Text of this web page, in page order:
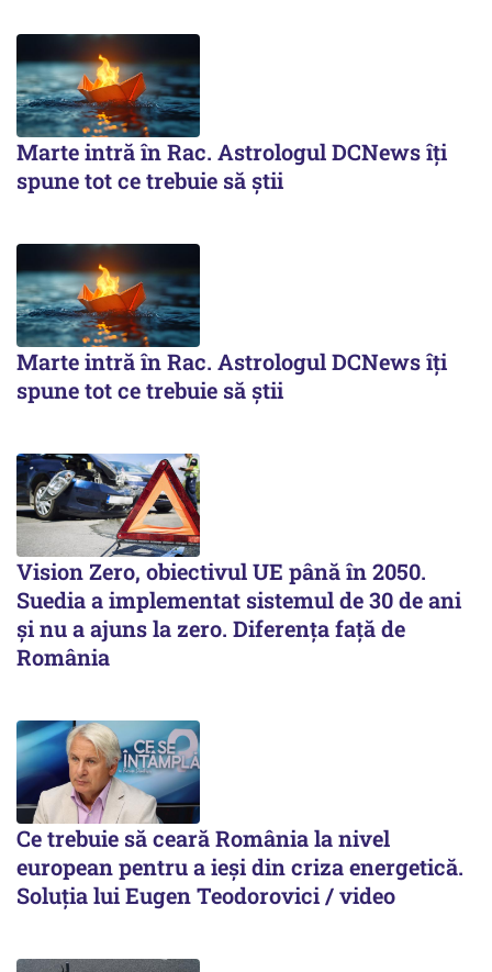
Marte intră în Rac. Astrologul DCNews îți
spune tot ce trebuie să știi
Marte intră în Rac. Astrologul DCNews îți
spune tot ce trebuie să știi
Vision Zero, obiectivul UE până în 2050.
Suedia a implementat sistemul de 30 de ani
şi nu a ajuns la zero. Diferenţa faţă de
România
Ce trebuie să ceară România la nivel
european pentru a ieși din criza energetică.
Soluția lui Eugen Teodorovici / video